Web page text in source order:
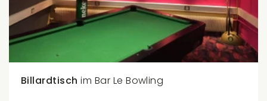
Billardtischim Bar Le Bowling